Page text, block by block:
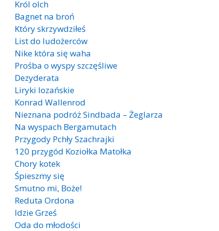
Król olch
Bagnet na broń
Który skrzywdziłeś
List do ludożerców
Nike która się waha
Prośba o wyspy szczęśliwe
Dezyderata
Liryki lozańskie
Konrad Wallenrod
Nieznana podróż Sindbada – Żeglarza
Na wyspach Bergamutach
Przygody Pchły Szachrajki
120 przygód Koziołka Matołka
Chory kotek
Śpieszmy się
Smutno mi, Boże!
Reduta Ordona
Idzie Grześ
Oda do młodości